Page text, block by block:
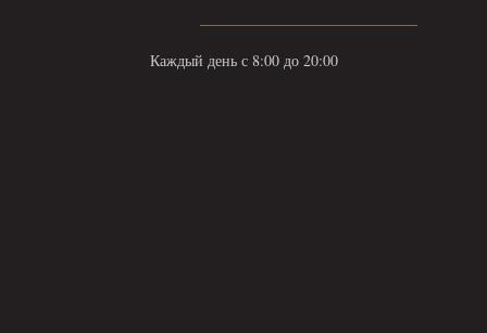
Каждый день с 8:00 до 20:00